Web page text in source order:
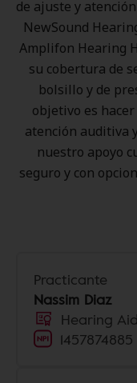
de ajuste y
NewSound
Amplifon Hearing
su cobertura de
bolsillo y de
objetivo es
atención auditiva
nuestro apoyo
seguro y con
Practicante
Nassim Diaz
Hearing
1457874885